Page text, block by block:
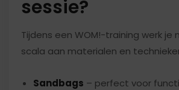
sessie?
Tijdens een WOM!-training werk
scala aan materialen en
Sandbags – perfect voor